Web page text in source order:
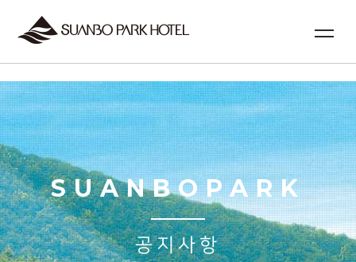
SUANBOPARK
공지사항